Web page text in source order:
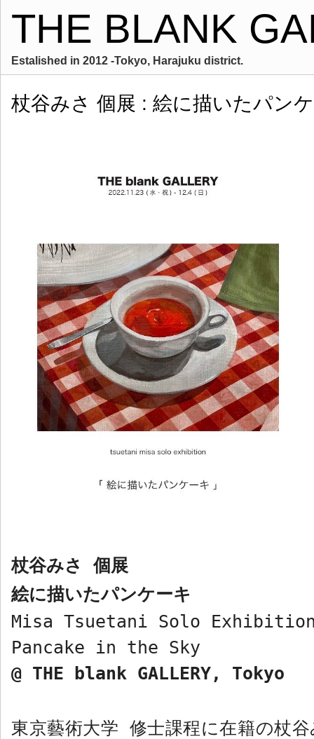
THE BLANK
Estalished in 2012 -Tokyo, Harajuku district.
杖谷みさ 個展 : 絵に描いたパン
杖谷みさ 個展
絵に描いたパンケーキ
Misa Tsuetani Solo
Pancake in the Sky
@ THE blank GALLERY, Tokyo
東京藝術大学 修士課程に在籍の杖